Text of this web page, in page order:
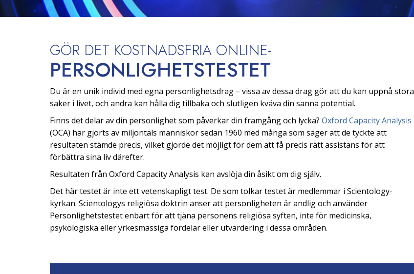
GÖR DET KOSTNADSFRIA ONLINE-
PERSONLIGHETS­TESTET
Du är en unik individ med egna personlighetsdrag – vissa av dessa drag gör att du kan uppnå stora
saker i livet, och andra kan hålla dig tillbaka och slutligen kväva din sanna potential.
Finns det delar av din personlighet som påverkar din framgång och lycka? Oxford Capacity Analysis
(OCA) har gjorts av miljontals människor sedan 1960 med många som säger att de tyckte att
resultaten stämde precis, vilket gjorde det möjligt för dem att få precis rätt assistans för att
förbättra sina liv därefter.
Resultaten från Oxford Capacity Analysis kan avslöja din åsikt om dig själv.
Det här testet är inte ett vetenskapligt test. De som tolkar testet är medlemmar i Scientology-
kyrkan. Scientologys religiösa doktrin anser att personligheten är andlig och använder
Personlighetstestet enbart för att tjäna personens religiösa syften, inte för medicinska,
psykologiska eller yrkesmässiga fördelar eller utvärdering i dessa områden.